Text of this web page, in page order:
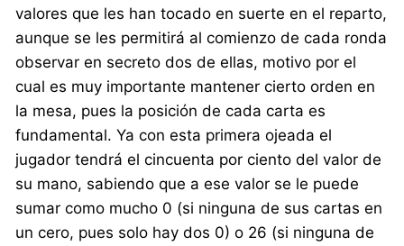
valores que les han tocado en suerte en el reparto,
aunque se les permitirá al comienzo de cada ronda
observar en secreto dos de ellas, motivo por el
cual es muy importante mantener cierto orden en
la mesa, pues la posición de cada carta es
fundamental. Ya con esta primera ojeada el
jugador tendrá el cincuenta por ciento del valor de
su mano, sabiendo que a ese valor se le puede
sumar como mucho 0 (si ninguna de sus cartas en
un cero, pues solo hay dos 0) o 26 (si ninguna de